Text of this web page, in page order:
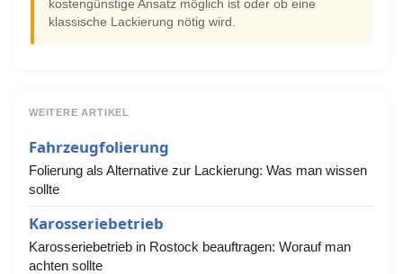
kostengünstige Ansatz möglich ist oder ob eine
klassische Lackierung nötig wird.
WEITERE ARTIKEL
Fahrzeugfolierung
Folierung als Alternative zur Lackierung: Was man wissen
sollte
Karosseriebetrieb
Karosseriebetrieb in Rostock beauftragen: Worauf man
achten sollte